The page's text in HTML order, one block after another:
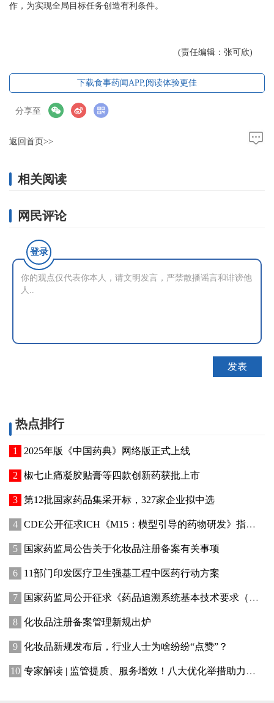
作，为实现全局目标任务创造有利条件。
(责任编辑：张可欣)
下载食事药闻APP,阅读体验更佳
分享至
返回首页>>
相关阅读
网民评论
登录
热点排行
2025年版《中国药典》网络版正式上线
椒七止痛凝胶贴膏等四款创新药获批上市
第12批国家药品集采开标，327家企业拟中选
CDE公开征求ICH《M15：模型引导的药物研发》指导原则实施建议和中文翻译稿意见
国家药监局公告关于化妆品注册备案有关事项
11部门印发医疗卫生强基工程中医药行动方案
国家药监局公开征求《药品追溯系统基本技术要求（修订征求意见稿）》意见
化妆品注册备案管理新规出炉
化妆品新规发布后，行业人士为啥纷纷“点赞”？
专家解读 | 监管提质、服务增效！八大优化举措助力提升化妆品行业创新活力